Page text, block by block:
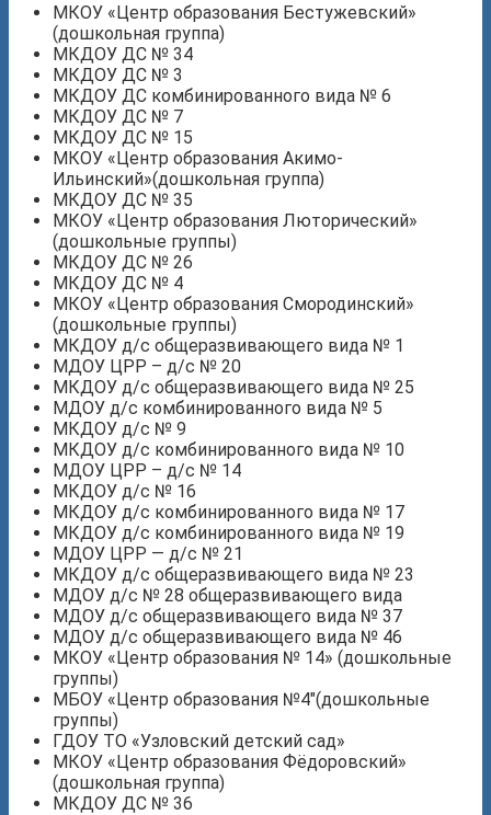
МКОУ «Центр образования Бестужевский»
(дошкольная группа)
МКДОУ ДС № 34
МКДОУ ДС № 3
МКДОУ ДС комбинированного вида № 6
МКДОУ ДС № 7
МКДОУ ДС № 15
МКОУ «Центр образования Акимо-
Ильинский»(дошкольная группа)
МКДОУ ДС № 35
МКОУ «Центр образования Люторический»
(дошкольные группы)
МКДОУ ДС № 26
МКДОУ ДС № 4
МКОУ «Центр образования Смородинский»
(дошкольные группы)
МКДОУ д/с общеразвивающего вида № 1
МДОУ ЦРР – д/с № 20
МКДОУ д/с общеразвивающего вида № 25
МДОУ д/с комбинированного вида № 5
МКДОУ д/с № 9
МКДОУ д/с комбинированного вида № 10
МДОУ ЦРР – д/с № 14
МКДОУ д/с № 16
МКДОУ д/с комбинированного вида № 17
МКДОУ д/с комбинированного вида № 19
МДОУ ЦРР — д/с № 21
МКДОУ д/с общеразвивающего вида № 23
МДОУ д/с № 28 общеразвивающего вида
МДОУ д/с общеразвивающего вида № 37
МДОУ д/с общеразвивающего вида № 46
МКОУ «Центр образования № 14» (дошкольные
группы)
МБОУ «Центр образования №4″(дошкольные
группы)
ГДОУ ТО «Узловский детский сад»
МКОУ «Центр образования Фёдоровский»
(дошкольная группа)
МКДОУ ДС № 36